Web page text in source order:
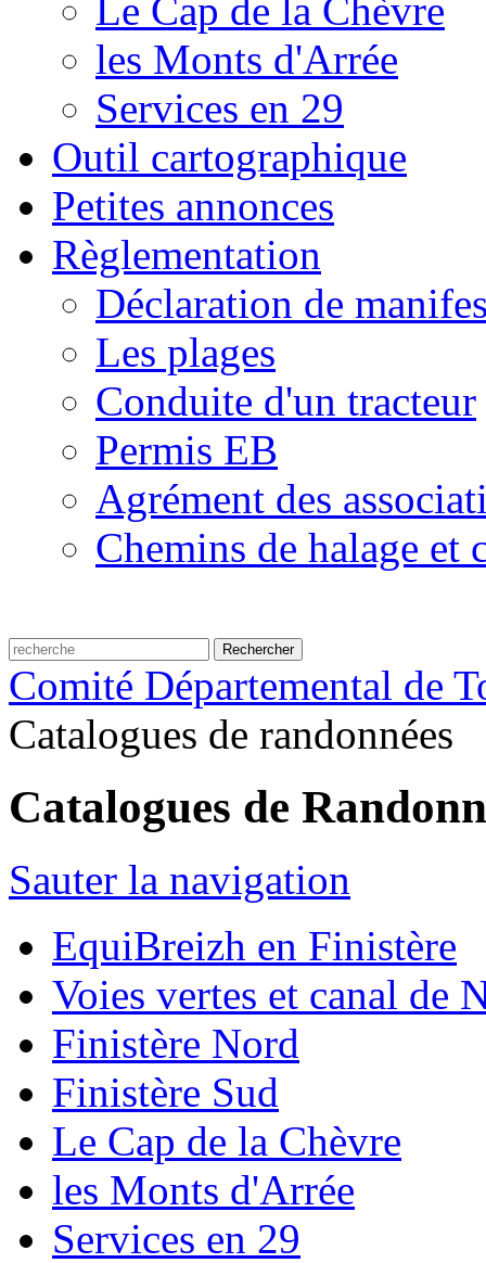
Le Cap de la Chèvre
les Monts d'Arrée
Services en 29
Outil cartographique
Petites annonces
Règlementation
Déclaration de
Les plages
Conduite d'un tracteur
Permis EB
Agrément des
Chemins de halage et
Comité Départemental de
Catalogues de randonnées
Catalogues de
Sauter la navigation
EquiBreizh en Finistère
Voies vertes et canal de
Finistère Nord
Finistère Sud
Le Cap de la Chèvre
les Monts d'Arrée
Services en 29